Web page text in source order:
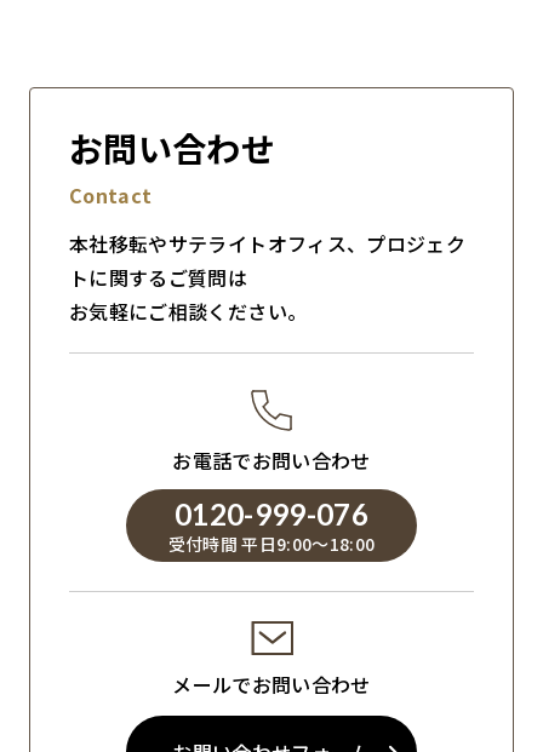
お問い合わせ
Contact
本社移転やサテライトオフィス、プロジェク
トに関するご質問は
お気軽にご相談ください。
お電話でお問い合わせ
0120-999-076
受付時間 平日9:00～18:00
メールでお問い合わせ